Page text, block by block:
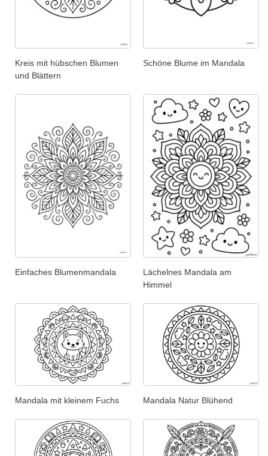
Kreis mit hübschen Blumen
und Blättern
Schöne Blume im Mandala
Einfaches Blumenmandala
Lächelnes Mandala am
Himmel
Mandala mit kleinem Fuchs Mandala Natur Blühend